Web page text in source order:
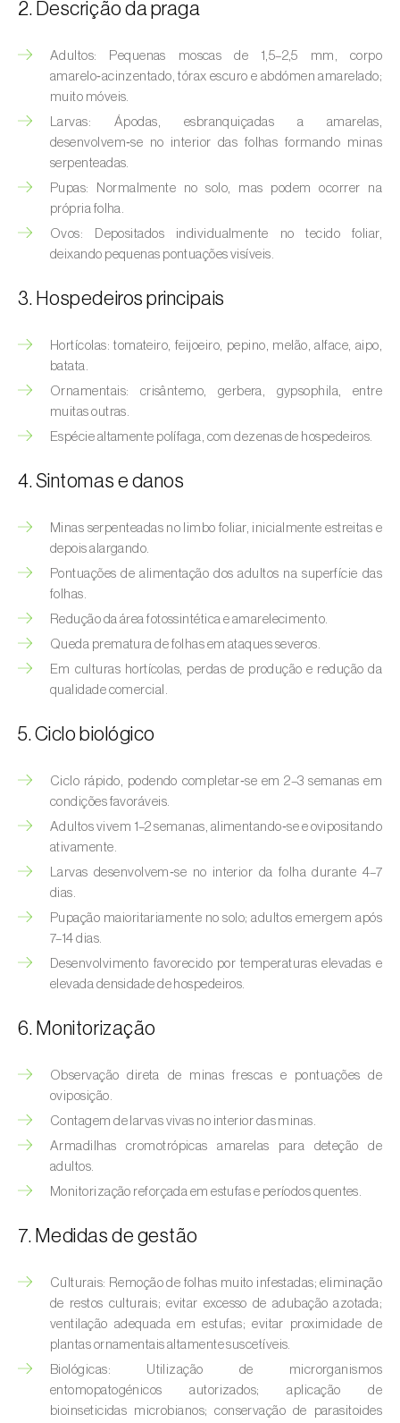
Hyalopterus pruni)
Afídeo-lanígero-das-macieiras ( Eriosoma
lanigerum
Afídeo-negro-do-pessegueiro
Brachycaudus persicae
Afídeo-verde (
Afídeo-verde-da-ameixeira (Brachycaudus
Afídeo-verde-da-amendoeira
Afídeo-verde-da-macieira (
Afídeo-verde-dos-citrinos (
spiraecola)
Afídeos
Aranhiço-vermelho (
Besouro‑verde‑das‑tílias (
Bichado-da-ameixeira (Grapholita (=Cydia)
funebrana)
Bichado-da-castanha-do-cedo (
Bichado-da-castanha-do-tarde (
Bichado-da-castanha-intermédio (
fagiglandana)
Bichado-da-fruta (Cydia pomonella)
Borboleta-branca-grande-da-couve (
brassicae
Borboleta-branca-pequena-da-couve
Pieris rapae)
Broca-africana-do-caule-do-milho
Broca-do-chá (
fornicatior, E. perbrevis e E. kuroshio
Broca-do-colmo-da-cana-de-açúcar
Diatraea saccharalis
lineatella
Broca-listrada-do-caule-do-arroz (Chilo
suppressalis
Broca-pequena-do-tomateiro
Neoleucinodes elegantalis)
2. Descrição da praga
Adultos: Pequenas moscas de 1,5–2,5 mm, corpo
amarelo‑acinzentado, tórax escuro e abdómen amarelado;
muito móveis.
Larvas: Ápodas, esbranquiçadas a amarelas,
desenvolvem‑se no interior das folhas formando minas
serpenteadas.
Pupas: Normalmente no solo, mas podem ocorrer na
própria folha.
Ovos: Depositados individualmente no tecido foliar,
deixando pequenas pontuações visíveis.
3. Hospedeiros principais
Hortícolas: tomateiro, feijoeiro, pepino, melão, alface, aipo,
batata.
Ornamentais: crisântemo, gerbera, gypsophila, entre
muitas outras.
Espécie altamente polífaga, com dezenas de hospedeiros.
4. Sintomas e danos
Minas serpenteadas no limbo foliar, inicialmente estreitas e
depois alargando.
Pontuações de alimentação dos adultos na superfície das
folhas.
Redução da área fotossintética e amarelecimento.
Queda prematura de folhas em ataques severos.
Em culturas hortícolas, perdas de produção e redução da
qualidade comercial.
5. Ciclo biológico
Ciclo rápido, podendo completar‑se em 2–3 semanas em
condições favoráveis.
Adultos vivem 1–2 semanas, alimentando‑se e ovipositando
ativamente.
Larvas desenvolvem‑se no interior da folha durante 4–7
dias.
Pupação maioritariamente no solo; adultos emergem após
7–14 dias.
Desenvolvimento favorecido por temperaturas elevadas e
elevada densidade de hospedeiros.
6. Monitorização
Observação direta de minas frescas e pontuações de
oviposição.
Contagem de larvas vivas no interior das minas.
Armadilhas cromotrópicas amarelas para deteção de
adultos.
Monitorização reforçada em estufas e períodos quentes.
7. Medidas de gestão
Culturais: Remoção de folhas muito infestadas; eliminação
de restos culturais; evitar excesso de adubação azotada;
ventilação adequada em estufas; evitar proximidade de
plantas ornamentais altamente suscetíveis.
Biológicas: Utilização de microrganismos
entomopatogénicos autorizados; aplicação de
bioinseticidas microbianos; conservação de parasitoides